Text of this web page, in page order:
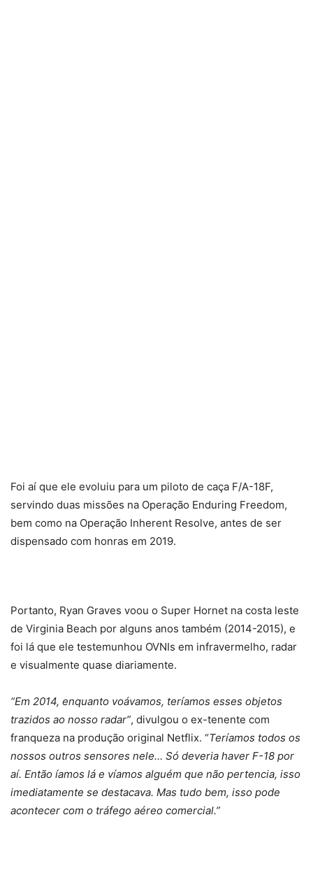
Foi aí que ele evoluiu para um piloto de caça F/A-18F,
servindo duas missões na Operação Enduring Freedom,
bem como na Operação Inherent Resolve, antes de ser
dispensado com honras em 2019.
Portanto, Ryan Graves voou o Super Hornet na costa leste
de Virginia Beach por alguns anos também (2014-2015), e
foi lá que ele testemunhou OVNIs em infravermelho, radar
e visualmente quase diariamente.
“Em 2014, enquanto voávamos, teríamos esses objetos
trazidos ao nosso radar”, divulgou o ex-tenente com
franqueza na produção original Netflix. “Teríamos todos os
nossos outros sensores nele… Só deveria haver F-18 por
aí. Então íamos lá e víamos alguém que não pertencia, isso
imediatamente se destacava. Mas tudo bem, isso pode
acontecer com o tráfego aéreo comercial.”